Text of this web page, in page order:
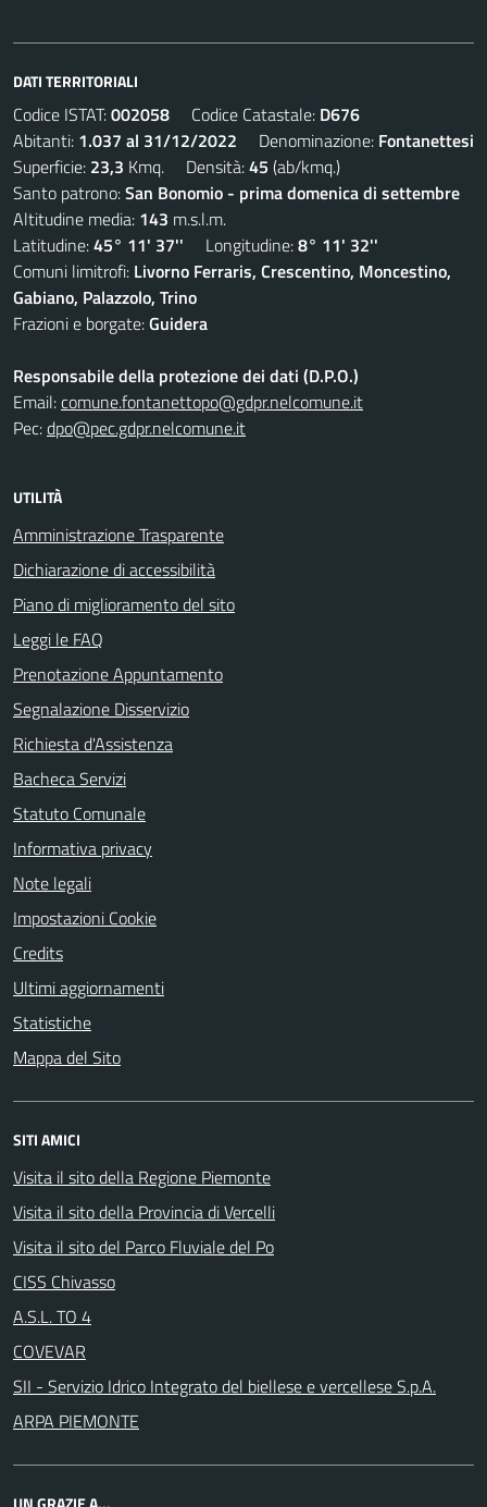
DATI TERRITORIALI
Codice ISTAT:002058 Codice Catastale: D676
Abitanti: 1.037 al 31/12/2022 Denominazione: Fontanettesi
Superficie: 23,3 Kmq. Densità:45 (ab/kmq.)
Santo patrono:San Bonomio - prima domenica di settembre
Altitudine media: 143 m.s.l.m.
Latitudine:45° 11' 37'' Longitudine:8° 11' 32''
Comuni limitrofi: Livorno Ferraris, Crescentino, Moncestino,
Gabiano, Palazzolo, Trino
Frazioni e borgate:Guidera
Responsabile della protezione dei dati (D.P.O.)
Email:comune.fontanettopo@gdpr.nelcomune.it
Pec:dpo@pec.gdpr.nelcomune.it
UTILITÀ
Amministrazione Trasparente
Dichiarazione di accessibilità
Piano di miglioramento del sito
Leggi le FAQ
Prenotazione Appuntamento
Segnalazione Disservizio
Richiesta d'Assistenza
Bacheca Servizi
Statuto Comunale
Informativa privacy
Note legali
Impostazioni Cookie
Credits
Ultimi aggiornamenti
Statistiche
Mappa del Sito
SITI AMICI
Visita il sito della Regione Piemonte
Visita il sito della Provincia di Vercelli
Visita il sito del Parco Fluviale del Po
CISS Chivasso
A.S.L. TO 4
COVEVAR
SII - Servizio Idrico Integrato del biellese e vercellese S.p.A.
ARPA PIEMONTE